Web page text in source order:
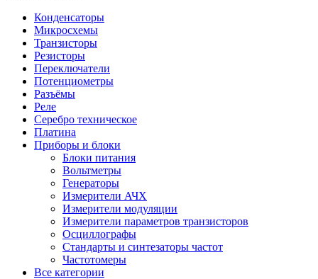
Конденсаторы
Микросхемы
Транзисторы
Резисторы
Переключатели
Потенциометры
Разъёмы
Реле
Серебро техническое
Платина
Приборы и блоки
Блоки питания
Вольтметры
Генераторы
Измерители АЧХ
Измерители модуляции
Измерители параметров транзисторов
Осциллографы
Стандарты и синтезаторы частот
Частотомеры
Все категории